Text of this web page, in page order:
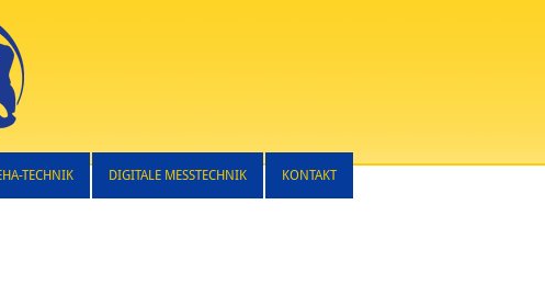
TECHNIK DIGITALE MESSTECHNIK KONTAKT